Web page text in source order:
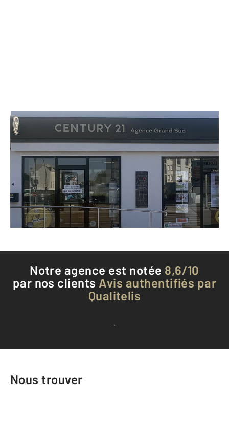
CENTURY 21 Agence Grand Sud
4 boulevard de Chinon
JOUE LES TOURS - 37300
Envoyer un message
Téléphoner à l'agence
Notre agence est notée 8,6/10
par nos clients Avis authentifiés par
Qualitelis
Voir tous les avis clients
Nous trouver